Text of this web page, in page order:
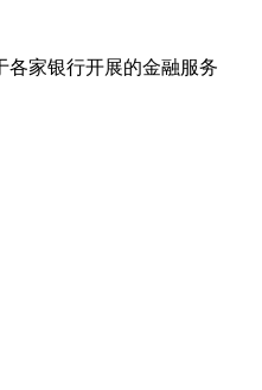
各家银行开展的金融服务